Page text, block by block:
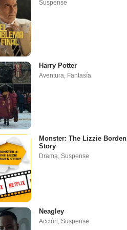
Suspense
Harry Potter
Aventura, Fantasía
Monster: The Lizzie Borden
Story
Drama, Suspense
Neagley
Acción, Suspense